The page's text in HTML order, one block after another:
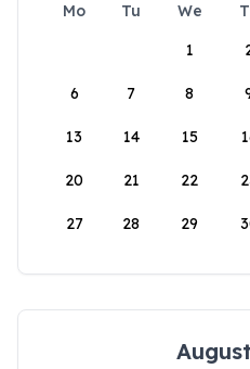
Mo Tu We
1
6 7 8
13 14 15
20 21 22
27 28 29